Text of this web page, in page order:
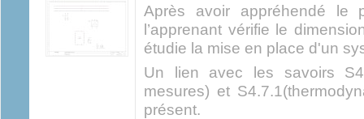
Après avoir appréhendé le
l’apprenant vérifie le
étudie la mise en place d'un
Un lien avec les savoirs
mesures) et
présent.